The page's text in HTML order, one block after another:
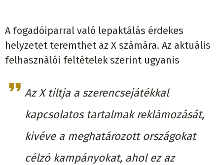
A fogadóiparral való lepaktálás érdekes
helyzetet teremthet az X számára. Az aktuális
felhasználói feltételek szerint ugyanis
Az X tiltja a szerencsejátékkal
kapcsolatos tartalmak reklámozását,
kivéve a meghatározott országokat
célzó kampányokat, ahol ez az